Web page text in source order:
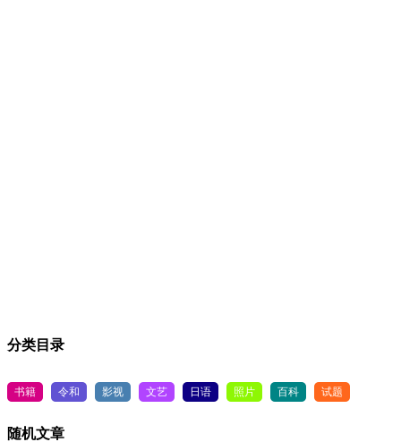
分类目录
书籍 令和 影视 文艺 日语 照片 百科 试题
随机文章